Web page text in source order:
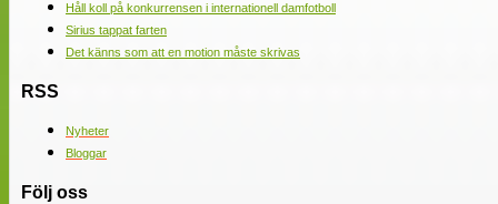
Håll koll på konkurrensen i internationell damfotboll
Sirius tappat farten
Det känns som att en motion måste skrivas
RSS
Nyheter
Bloggar
Följ oss